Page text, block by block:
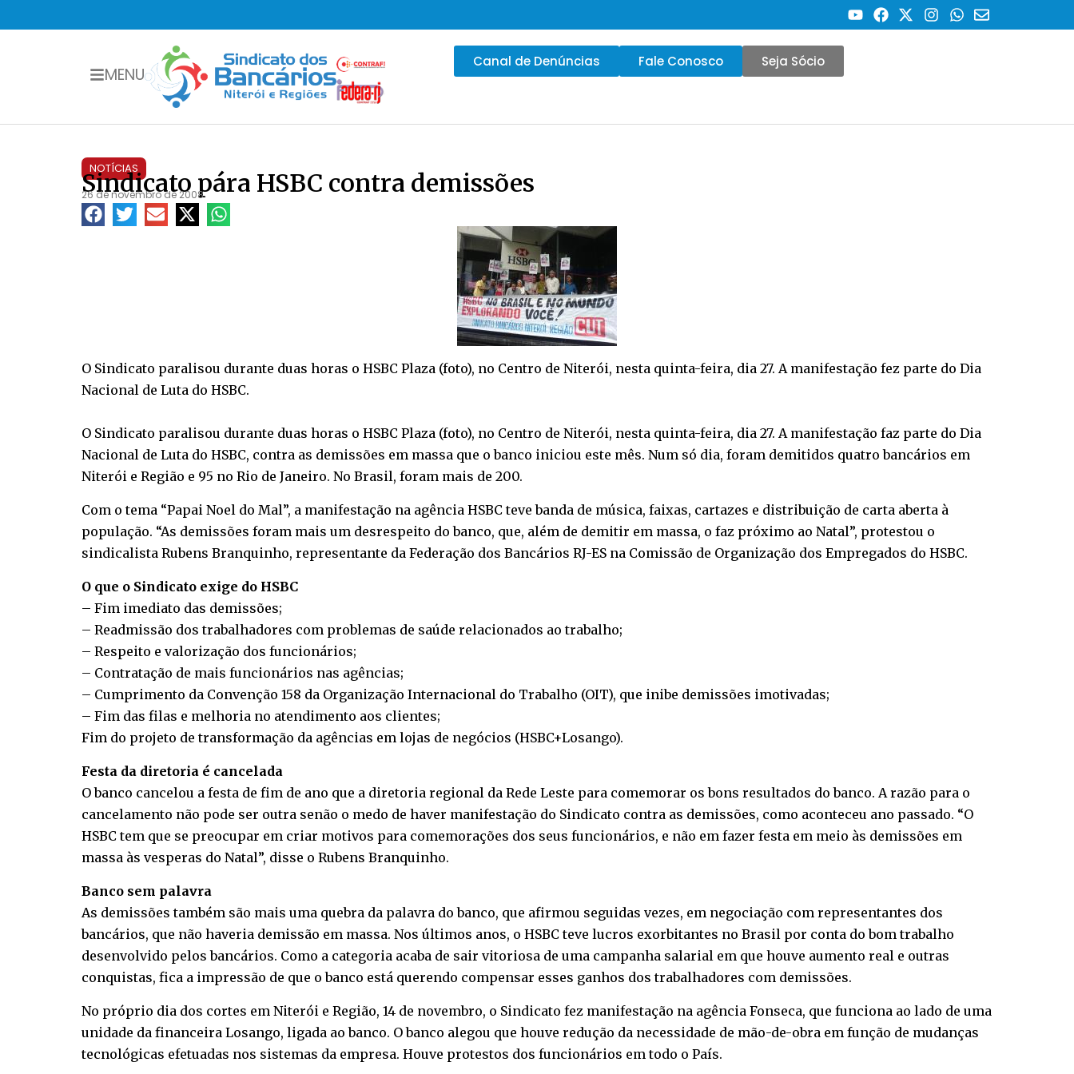
MENU
Canal de Denúncias Fale Conosco Seja Sócio
NOTÍCIAS
Sindicato pára HSBC contra demissões
26 de novembro de 2008
O Sindicato paralisou durante duas horas o HSBC Plaza (foto), no Centro de Niterói, nesta quinta-feira, dia 27. A manifestação fez parte do Dia
Nacional de Luta do HSBC.
O Sindicato paralisou durante duas horas o HSBC Plaza (foto), no Centro de Niterói, nesta quinta-feira, dia 27. A manifestação faz parte do Dia
Nacional de Luta do HSBC, contra as demissões em massa que o banco iniciou este mês. Num só dia, foram demitidos quatro bancários em
Niterói e Região e 95 no Rio de Janeiro. No Brasil, foram mais de 200.
Com o tema “Papai Noel do Mal”, a manifestação na agência HSBC teve banda de música, faixas, cartazes e distribuição de carta aberta à
população. “As demissões foram mais um desrespeito do banco, que, além de demitir em massa, o faz próximo ao Natal”, protestou o
sindicalista Rubens Branquinho, representante da Federação dos Bancários RJ-ES na Comissão de Organização dos Empregados do HSBC.
O que o Sindicato exige do HSBC
– Fim imediato das demissões;
– Readmissão dos trabalhadores com problemas de saúde relacionados ao trabalho;
– Respeito e valorização dos funcionários;
– Contratação de mais funcionários nas agências;
– Cumprimento da Convenção 158 da Organização Internacional do Trabalho (OIT), que inibe demissões imotivadas;
– Fim das filas e melhoria no atendimento aos clientes;
Fim do projeto de transformação da agências em lojas de negócios (HSBC+Losango).
Festa da diretoria é cancelada
O banco cancelou a festa de fim de ano que a diretoria regional da Rede Leste para comemorar os bons resultados do banco. A razão para o
cancelamento não pode ser outra senão o medo de haver manifestação do Sindicato contra as demissões, como aconteceu ano passado. “O
HSBC tem que se preocupar em criar motivos para comemorações dos seus funcionários, e não em fazer festa em meio às demissões em
massa às vesperas do Natal”, disse o Rubens Branquinho.
Banco sem palavra
As demissões também são mais uma quebra da palavra do banco, que afirmou seguidas vezes, em negociação com representantes dos
bancários, que não haveria demissão em massa. Nos últimos anos, o HSBC teve lucros exorbitantes no Brasil por conta do bom trabalho
desenvolvido pelos bancários. Como a categoria acaba de sair vitoriosa de uma campanha salarial em que houve aumento real e outras
conquistas, fica a impressão de que o banco está querendo compensar esses ganhos dos trabalhadores com demissões.
No próprio dia dos cortes em Niterói e Região, 14 de novembro, o Sindicato fez manifestação na agência Fonseca, que funciona ao lado de uma
unidade da financeira Losango, ligada ao banco. O banco alegou que houve redução da necessidade de mão-de-obra em função de mudanças
tecnológicas efetuadas nos sistemas da empresa. Houve protestos dos funcionários em todo o País.